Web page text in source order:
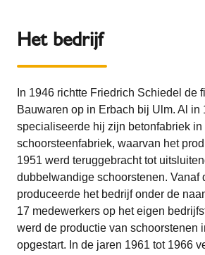
Het bedrijf
In 1946 richtte Friedrich Schiedel de
Bauwaren op in Erbach bij Ulm. Al in
specialiseerde hij zijn betonfabriek in
schoorsteenfabriek, waarvan het
1951 werd teruggebracht tot
dubbelwandige schoorstenen. Vanaf
produceerde het bedrijf onder de
17 medewerkers op het eigen
werd de productie van schoorstenen
opgestart. In de jaren 1961 tot 1966